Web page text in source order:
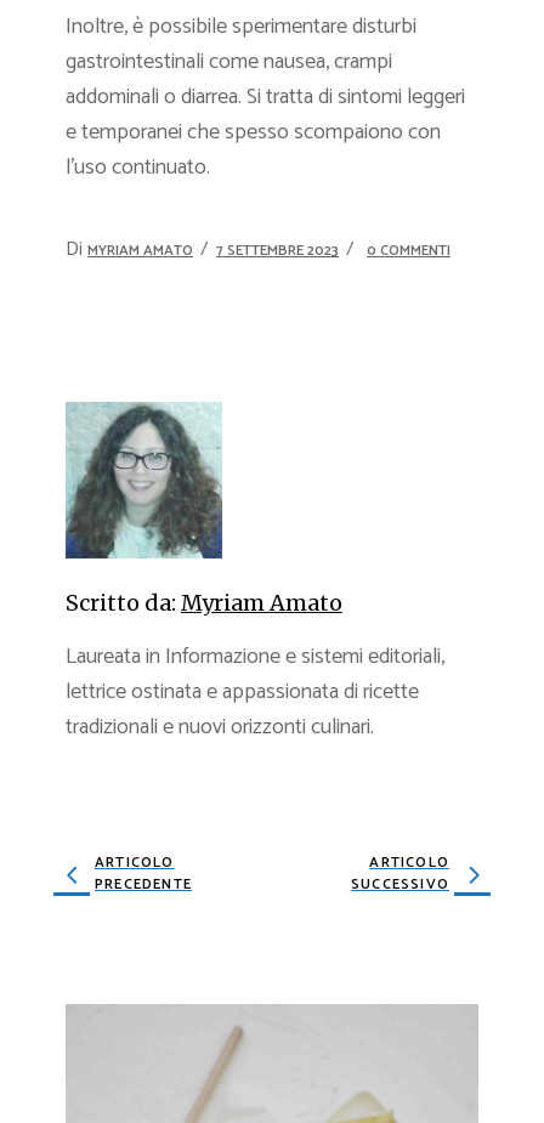
Inoltre, è possibile sperimentare disturbi
gastrointestinali come nausea, crampi
addominali o diarrea. Si tratta di sintomi leggeri
e temporanei che spesso scompaiono con
l’uso continuato.
Di MYRIAM AMATO 7 SETTEMBRE 2023 0 COMMENTI
Scritto da: Myriam Amato
Laureata in Informazione e sistemi editoriali,
lettrice ostinata e appassionata di ricette
tradizionali e nuovi orizzonti culinari.
ARTICOLO
PRECEDENTE
ARTICOLO
SUCCESSIVO